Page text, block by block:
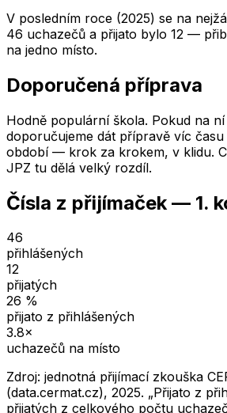
V posledním roce (2025) se na
46 uchazečů a přijato bylo 12 —
na jedno místo.
Doporučená příprava
Hodně populární škola. Pokud na
doporučujeme dát přípravě víc
období — krok za krokem, v klidu.
JPZ tu dělá velký rozdíl.
Čísla z přijímaček — 1.
46
přihlášených
12
přijatých
26 %
přijato z přihlášených
3.8×
uchazečů na místo
Zdroj: jednotná přijímací zkouška
(data.cermat.cz), 2025. „Přijato z
přijatých z celkového počtu